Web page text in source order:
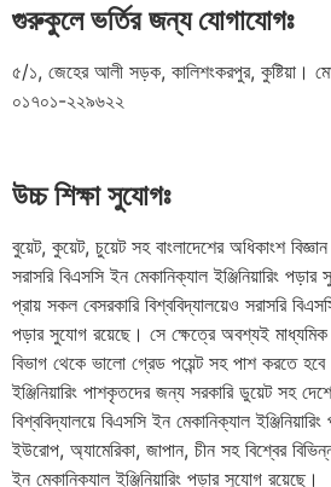
গুরুকুলে ভর্তির জন্য যোগাযোগঃ
৫/১, জেহের আলী সড়ক, কালিশংকরপুর, কুষ্টিয়া।
০১৭০১-২২৯৬২২
উচ্চ শিক্ষা সুযোগঃ
বুয়েট, কুয়েট, চুয়েট সহ বাংলাদেশের অধিকাংশ
সরাসরি বিএসসি ইন মেকানিক্যাল ইঞ্জিনিয়ারিং
প্রায় সকল বেসরকারি বিশ্ববিদ্যালয়েও সরাসরি
পড়ার সুযোগ রয়েছে। সে ক্ষেত্রে অবশ্যই মাধ্যমিক
বিভাগ থেকে ভালো গ্রেড পয়েন্ট সহ পাশ করতে
ইঞ্জিনিয়ারিং পাশকৃতদের জন্য সরকারি ডুয়েট সহ
বিশ্ববিদ্যালয়ে বিএসসি ইন মেকানিক্যাল
ইউরোপ, অ্যামেরিকা, জাপান, চীন সহ বিশ্বের
ইন মেকানিক্যাল ইঞ্জিনিয়ারিং পড়ার সুযোগ রয়েছে।